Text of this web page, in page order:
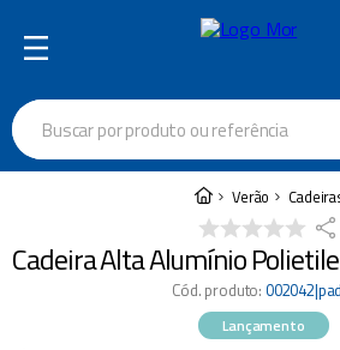
Buscar por produto ou referência
Verão
Cadeira Alta Alumínio
Cód. produto:
Lançamento
Termos mais buscados
2º varal